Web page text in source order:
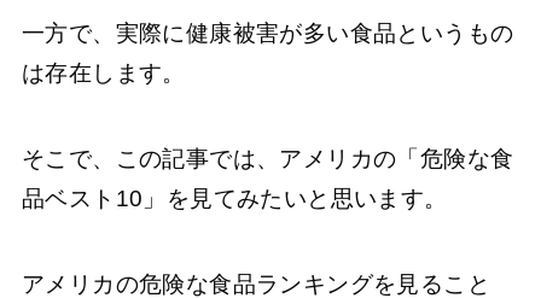
一方で、実際に健康被害が多い食品というもの
は存在します。
そこで、この記事では、アメリカの「危険な食
品ベスト10」を見てみたいと思います。
アメリカの危険な食品ランキングを見ること